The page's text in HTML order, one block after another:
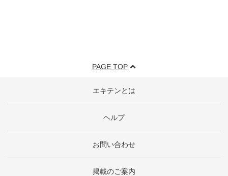
PAGE TOP
エキテンとは
ヘルプ
お問い合わせ
掲載のご案内